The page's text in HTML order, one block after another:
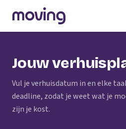
Jouw
Vul je verhuisdatum in en elke
deadline, zodat je weet wat je
zijn je kost.